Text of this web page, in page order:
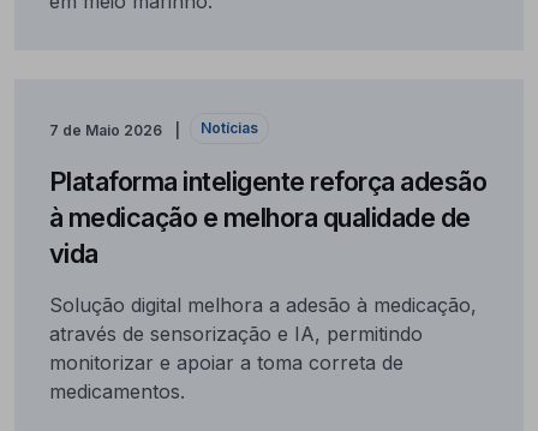
7 de Maio 2026 Notícias
Plataforma inteligente reforça adesão
à medicação e melhora qualidade de
vida
Solução digital melhora a adesão à medicação,
através de sensorização e IA, permitindo
monitorizar e apoiar a toma correta de
medicamentos.